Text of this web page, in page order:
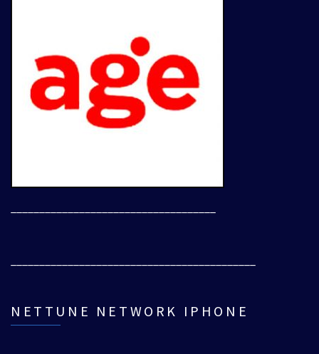
NETTUNE NETWORK IPHONE